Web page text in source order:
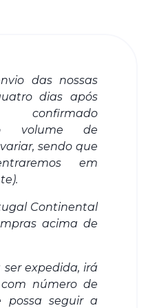
das nossas
dias após
volume de
sendo que
em
Continental
acima de
expedida, irá
número de
possa seguir a